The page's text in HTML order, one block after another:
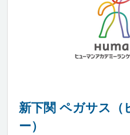
新下関 ペガサス（
ー）